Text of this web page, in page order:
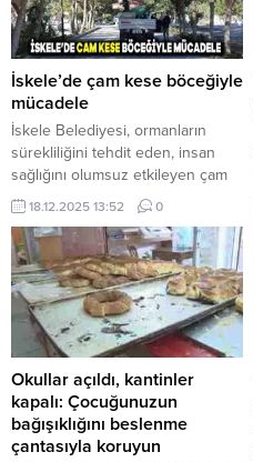
İskele’de çam kese böceğiyle
mücadele
İskele Belediyesi, ormanların
sürekliliğini tehdit eden, insan
sağlığını olumsuz etkileyen çam
kese böceğine karşı
mücadelesine başladı. İskele
Belediyesi Piknik Alanı ve
Mezarlıklar ile başlayan ilaçlama
okullarla devam edecek. İskele
ve 21 köyünde de çam kese
böceğinin önüne geçmek için
yürütülecek çalışmanın Aralık ayı
içerisinde tamamlanması
hedefleniyor. İskele ve 21
köyünde,...
18.12.2025 13:52 0
Okullar açıldı, kantinler
kapalı: Çocuğunuzun
bağışıklığını beslenme
çantasıyla koruyun